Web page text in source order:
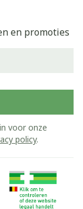
en promoties
voor onze
policy.